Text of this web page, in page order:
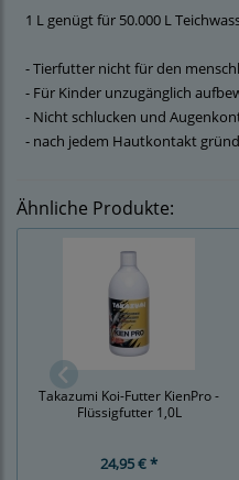
1 L genügt für 50.000 L
- Tierfutter nicht für den
- Für Kinder unzugänglich
- Nicht schlucken und
- nach jedem Hautkontakt
Ähnliche Produkte:
Takazumi Koi-Futter KienPro -
Flüssigfutter 1,0L
24,95 € *